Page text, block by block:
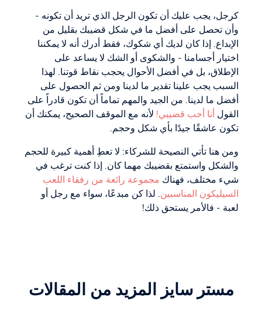
كرجل، يجب عليك أن تكون الرجل الذي تريد أن تكونه -
وأن تحصل على أفضل ما في شكل قضيبك بقليل من
الإبداع. إذا كان لديك أي شكوك، فقط أدرك أنه لا يمكننا
اختيار أجسامنا - والشكوى أو الشك لا يساعد على
الإطلاق، بل في أفضل الأحوال يحجب نقاط قوتنا. لهذا
السبب يجب علينا تقدير ما لدينا ومن ثم الحصول على
أفضل ما لدينا. من الجيد والمهم تماماً أن تكون قادراً على
القول أنا أحب قضيبي! لأنه مع الموقف الصحيح، يمكنك أن
تكون عاشقًا جيدًا بأي شكل وحجم.
ومن هنا تأتي النصيحة للشركاء: لا تعطِ أهمية كبيرة للحجم
والشكل واستمتع بقضيبك مهما كان. إذا كنت ترغب في
شيء مختلف، فهناك مجموعة رائعة من رفقاء اللعب
السيليكون المناسبين. لذا كن مبدعًا، سواء مع رجل أو
لعبة - فالأمر يستحق ذلك!
مستر سايز المزيد من المقالات